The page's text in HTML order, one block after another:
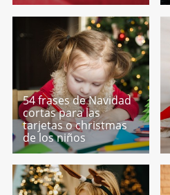
54 frases de Navidad
cortas para las
tarjetas o christmas
de los niños